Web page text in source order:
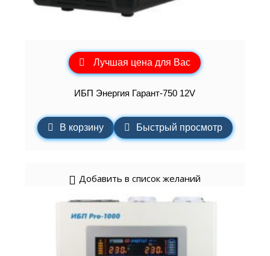
Лучшая цена для Вас
ИБП Энергия Гарант-750 12V
В корзину Быстрый просмотр
Добавить в список желаний